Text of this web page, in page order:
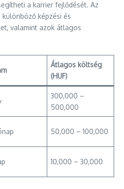
a karrier fejlődését. Az
képzési és
valamint azok átlagos
Átlagos költség
(HUF)
300,000 –
500,000
50,000 – 100,000
10,000 – 30,000